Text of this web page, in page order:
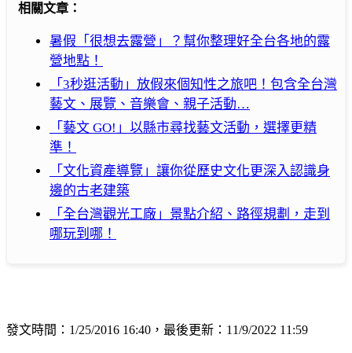
相關文章：
暑假「很想去露營」？幫你整理好全台各地的露
營地點！
「3秒逛活動」放假來個知性之旅吧！包含全台灣
藝文、展覽、音樂會、親子活動…
「藝文 GO!」以縣市尋找藝文活動，選擇更精
準！
「文化資產導覽」讓你從歷史文化更深入認識身
邊的古老建築
「全台灣觀光工廠」景點介紹、路徑規劃，走到
哪玩到哪！
發文時間：1/25/2016 16:40，最後更新：11/9/2022 11:59